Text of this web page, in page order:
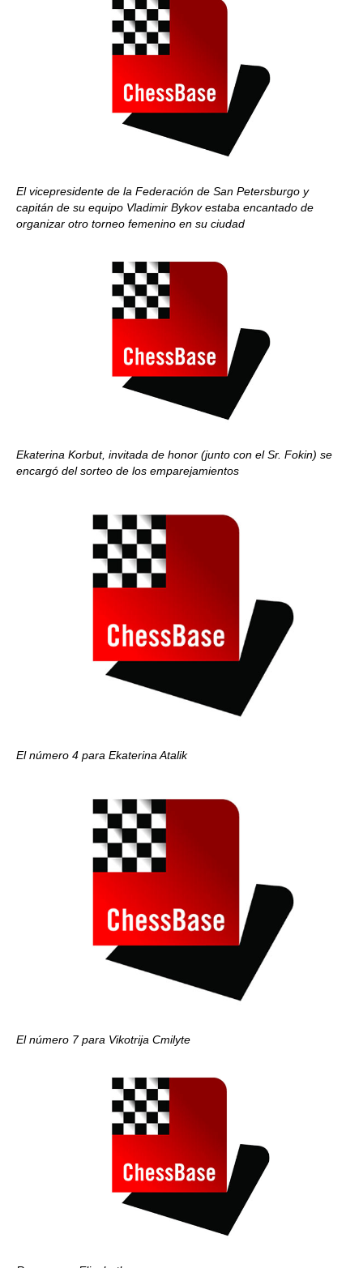
El vicepresidente de la Federación de San Petersburgo y
capitán de su equipo Vladimir Bykov estaba encantado de
organizar otro torneo femenino en su ciudad
Ekaterina Korbut, invitada de honor (junto con el Sr. Fokin) se
encargó del sorteo de los emparejamientos
El número 4 para Ekaterina Atalik
El número 7 para Vikotrija Cmilyte